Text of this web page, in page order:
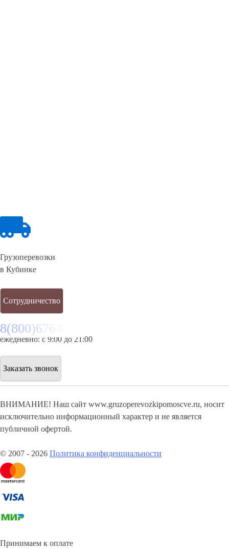
Грузоперевозки
в Кубинке
Сотрудничество
8(800)6764935
ежедневно: с 9:00 до 21:00
Заказать звонок
ВНИМАНИЕ! Наш сайт www.gruzoperevozkipomoscve.ru, носит
исключительно информационный характер и не является
публичной офертой.
© 2007 - 2026 Политика конфиденциальности
Принимаем к оплате